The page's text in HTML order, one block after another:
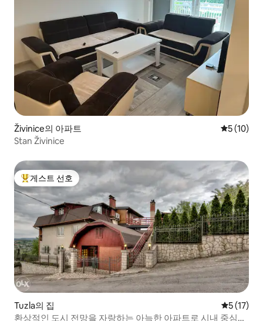
Živinice의 아파트 평점 5점
5 (10)
Stan Živinice
상위 게스트 선호
게스트 선호
Tuzla의 집 평점 5점
5 (17)
환상적인 도시 전망을 자랑하는 아늑한 아파트로 시내 중심가